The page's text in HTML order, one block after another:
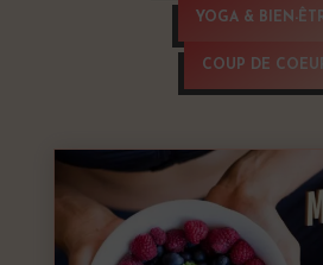
YOGA & BIEN-
COUP DE